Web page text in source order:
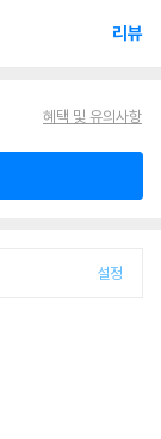
리뷰
혜택 및 유의사항
설정